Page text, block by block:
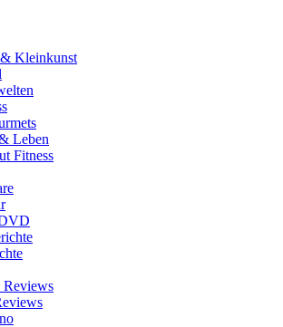
Kleinkunst
Leben
Fitness